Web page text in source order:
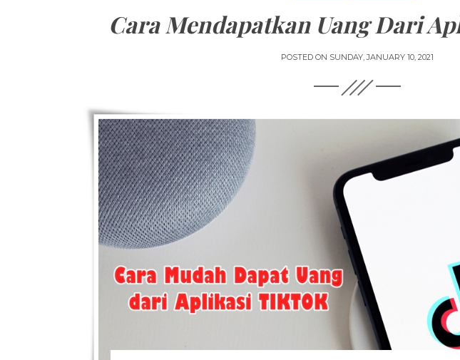
Cara Mendapatkan Uang Dari
POSTED ON SUNDAY, JANUARY 10, 2021